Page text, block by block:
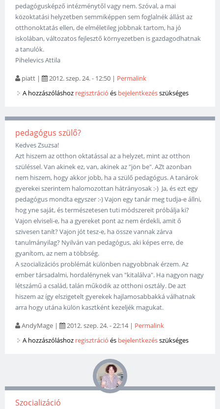
pedagógusképző intézménytől vagy nem. Szóval, a mai
közoktatási helyzetben semmiképpen sem foglalnék állást az
otthonoktatás ellen, de elméletileg jobbnak tartom, ha jó
iskolában, változatos fejlesztő környezetben is gazdagodhatnak
a tanulók.
Pihelevics Attila
piatt | 2012. szep. 24. - 12:50 | Permalink
A hozzászóláshoz regisztráció és bejelentkezésszükséges
pedagógus szülő?
Kedves Zsuzsa!
Azt hiszem az otthon oktatással az a helyzet, mint az otthon
szüléssel. Van akinek ez, van, akinek az "jön be". AZt azonban
nem hiszem, hogy akkor jobb, ha a szülő pedagógus. A tanárok
gyerekei szerintem halomozottan hátrányosak :-) Ja, és ezt egy
pedagógus mondta egyszer :-) Vajon egy tanár meg tudja-e állni,
hog yne saját, és természetesen tuti módszereit próbálja ki?
Vajon elviseli-e, ha a gyereket pont az nem érdekli, amit ő
szivesen tanít? Vajon jót tesz-e, ha össze vannak zárva
tanulmányilag? Nyilván van pedagógus, aki képes erre, de
gyanítom, az nem a többség.
A szocializációs problémát különben nagyobbnak érzem. Az
ember társadalmi, hordalénynek van "kitalálva". Ha nagyon nagy
létszámű a család, talán működik az otthoni osztály. De azt
hiszem az így elszigetelt gyerekek hajlamosabbakká válhatnak
arra hogy utána külön kasztként kezeljék magukat.
AndyMage | 2012. szep. 24. - 22:14| Permalink
A hozzászóláshoz regisztráció és bejelentkezésszükséges
Szocializáció